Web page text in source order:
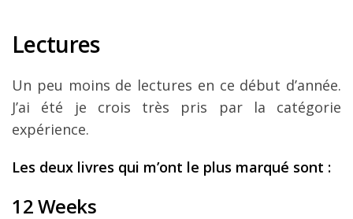
Lectures
Un peu moins de lectures en ce début d’année.
J’ai été je crois très pris par la catégorie
expérience.
Les deux livres qui m’ont le plus marqué sont :
12 Weeks